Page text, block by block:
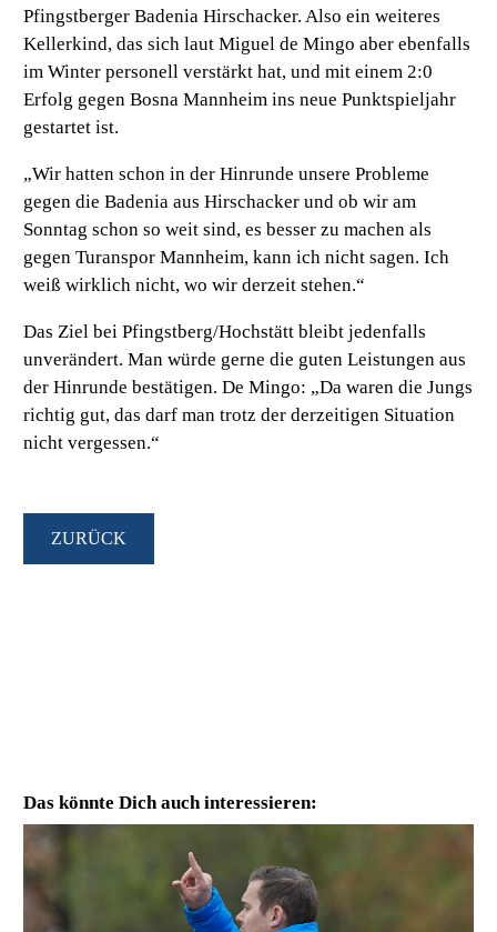
Pfingstberger Badenia Hirschacker. Also ein weiteres
Kellerkind, das sich laut Miguel de Mingo aber ebenfalls
im Winter personell verstärkt hat, und mit einem 2:0
Erfolg gegen Bosna Mannheim ins neue Punktspieljahr
gestartet ist.
„Wir hatten schon in der Hinrunde unsere Probleme
gegen die Badenia aus Hirschacker und ob wir am
Sonntag schon so weit sind, es besser zu machen als
gegen Turanspor Mannheim, kann ich nicht sagen. Ich
weiß wirklich nicht, wo wir derzeit stehen.“
Das Ziel bei Pfingstberg/Hochstätt bleibt jedenfalls
unverändert. Man würde gerne die guten Leistungen aus
der Hinrunde bestätigen. De Mingo: „Da waren die Jungs
richtig gut, das darf man trotz der derzeitigen Situation
nicht vergessen.“
ZURÜCK
Das könnte Dich auch interessieren: